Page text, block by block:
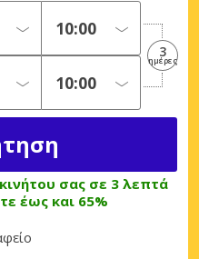
3
ημέρες
σας σε 3 λεπτά
έως και 65%